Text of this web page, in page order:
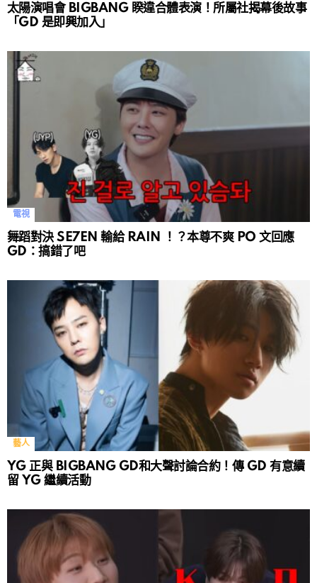
太陽演唱會 BIGBANG 睽違合體表演！所屬社揭幕後故事
「GD 是即興加入」
電視
舞蹈對決 SE7EN 輸給 RAIN ！？本尊不爽 PO 文回應
GD：搞錯了吧
藝人
YG 正與 BIGBANG GD和大聲討論合約！傳 GD 有意續
留 YG 繼續活動